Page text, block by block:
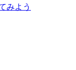
みよう